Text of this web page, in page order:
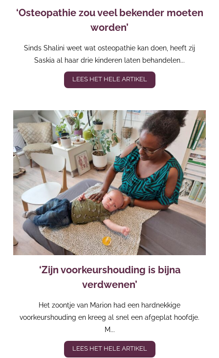
‘Osteopathie zou veel bekender moeten
worden’
Sinds Shalini weet wat osteopathie kan doen, heeft zij
Saskia al haar drie kinderen laten behandelen...
LEES HET HELE ARTIKEL
‘Zijn voorkeurshouding is bijna
verdwenen’
Het zoontje van Marion had een hardnekkige
voorkeurshouding en kreeg al snel een afgeplat hoofdje.
M...
LEES HET HELE ARTIKEL